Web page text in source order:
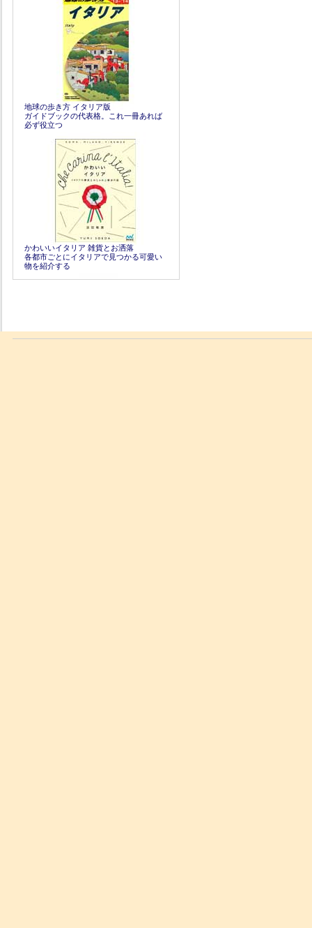
地球の歩き方 イタリア版
ガイドブックの代表格。これ一冊あれば
必ず役立つ
かわいいイタリア 雑貨とお洒落
各都市ごとにイタリアで見つかる可愛い
物を紹介する